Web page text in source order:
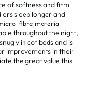
of softness and firm
sleep longer and
fibre material
throughout the night,
in cot beds and is
improvements in their
the great value this